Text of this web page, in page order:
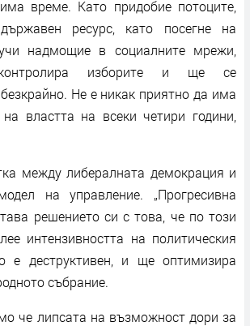
време. Като придобие потоците,
ресурс, като посегне на
надмощие в социалните мрежи,
изборите и ще се
Не е никак приятно да има
властта на всеки четири години,
между либералната демокрация и
на управление. „Прогресивна
решението си с това, че по този
интензивността на политическия
е деструктивен, и ще оптимизира
събрание.
че липсата на възможност дори за